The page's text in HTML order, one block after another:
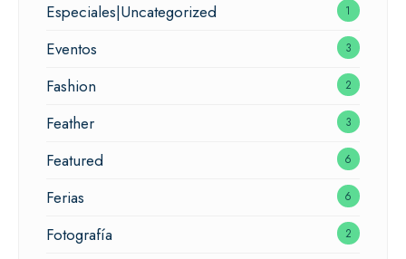
Especiales|Uncategorized 1
Eventos 3
Fashion 2
Feather 3
Featured 6
Ferias 6
Fotografía 2